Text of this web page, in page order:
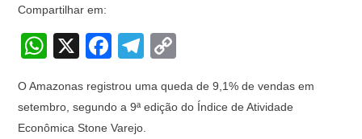
Compartilhar em:
W
at
s
X
F
c
e
T
e
gr
p
O Amazonas registrou uma queda de 9,1% de vendas em
setembro, segundo a 9ª edição do Índice de Atividade
Econômica Stone Varejo.